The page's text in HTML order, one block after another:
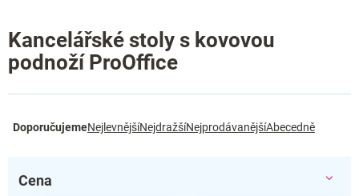
Kancelářské stoly s kovovou
podnoží ProOffice
a
n
DoporučujemeNejlevnějšíNejdražšíNejprodávanějšíAbecedně
Cena